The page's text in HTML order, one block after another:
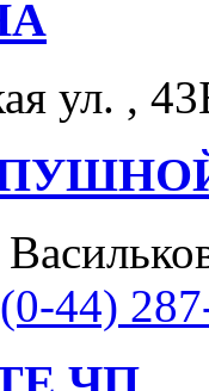
ул. ,
(0-44)